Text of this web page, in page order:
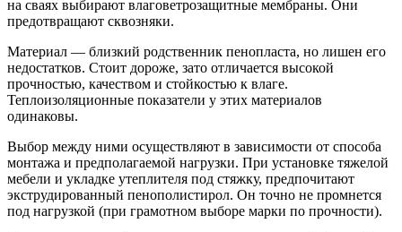
на сваях выбирают влаговетрозащитные мембраны. Они
предотвращают сквозняки.
Материал — близкий родственник пенопласта, но лишен его
недостатков. Стоит дороже, зато отличается высокой
прочностью, качеством и стойкостью к влаге.
Теплоизоляционные показатели у этих материалов
одинаковы.
Выбор между ними осуществляют в зависимости от способа
монтажа и предполагаемой нагрузки. При установке тяжелой
мебели и укладке утеплителя под стяжку, предпочитают
экструдированный пенополистирол. Он точно не промнется
под нагрузкой (при грамотном выборе марки по прочности).